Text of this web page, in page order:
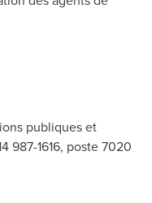
publiques et
987-1616, poste 7020